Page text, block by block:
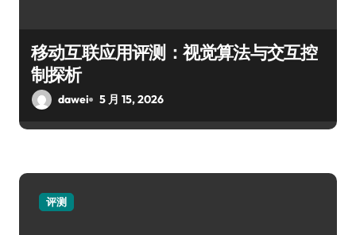
移动互联应用评测：视觉算法与交互控
制探析
dawei 5 月 15, 2026
评测